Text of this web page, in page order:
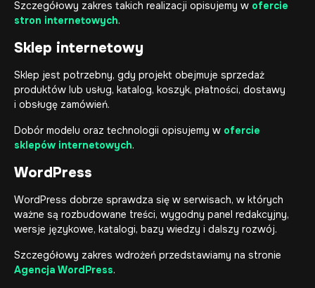
Szczegółowy zakres takich realizacji opisujemy w ofercie
stron internetowych.
Sklep internetowy
Sklep jest potrzebny, gdy projekt obejmuje sprzedaż
produktów lub usług, katalog, koszyk, płatności, dostawy
i obsługę zamówień.
Dobór modelu oraz technologii opisujemy w ofercie
sklepów internetowych.
WordPress
WordPress dobrze sprawdza się w serwisach, w których
ważne są rozbudowane treści, wygodny panel redakcyjny,
wersje językowe, katalogi, bazy wiedzy i dalszy rozwój.
Szczegółowy zakres wdrożeń przedstawiamy na stronie
Agencja WordPress.